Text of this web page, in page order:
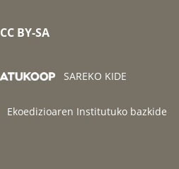
CC BY-SA
SAREKO KIDE
Ekoedizioaren Institutuko bazkide